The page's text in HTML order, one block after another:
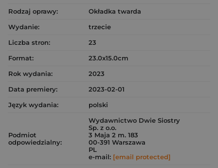
Rodzaj oprawy:
Okładka twarda
Wydanie:
trzecie
Liczba stron:
23
Format:
23.0x15.0cm
Rok wydania:
2023
Data premiery:
2023-02-01
Język wydania:
polski
Podmiot
odpowiedzialny:
Wydawnictwo Dwie Siostry
Sp. z o.o.
3 Maja 2 m. 183
00-391 Warszawa
PL
e-mail: [email protected]